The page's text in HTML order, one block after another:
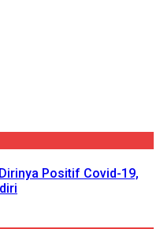
Positif Covid-19,